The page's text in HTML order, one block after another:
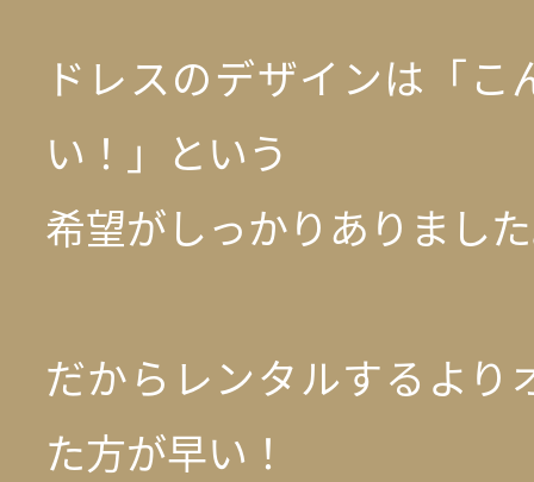
ドレスのデザインは「
い！」という
希望がしっかりありまし
だからレンタルするより
た方が早い！